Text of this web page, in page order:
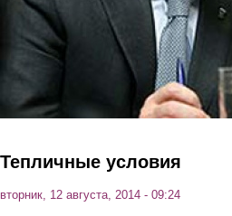
Тепличные условия
вторник, 12 августа, 2014 - 09:24